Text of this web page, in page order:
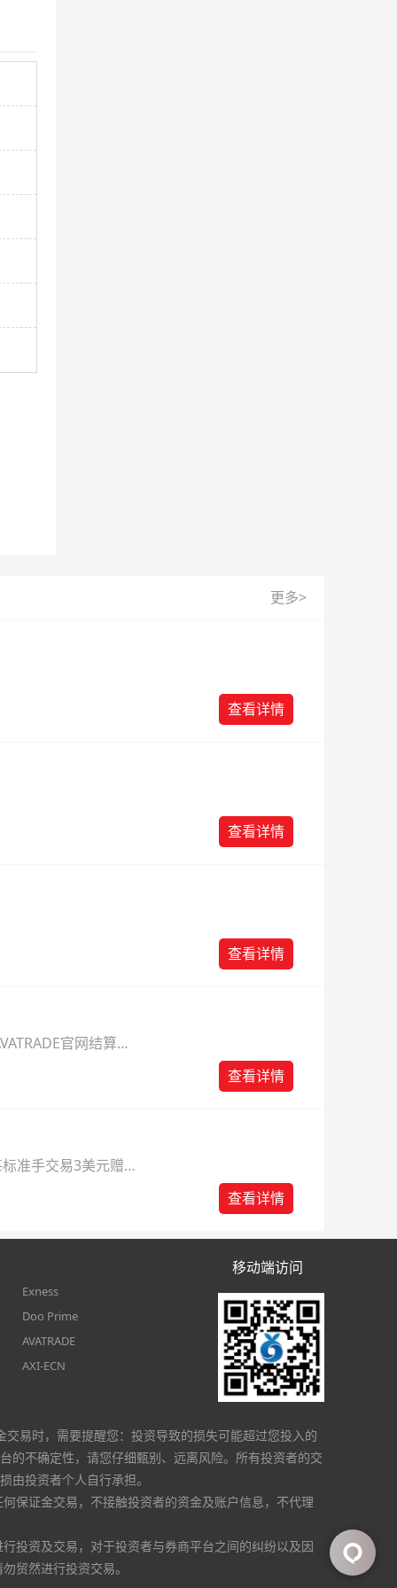
更多>
查看详情
查看详情
查看详情
官网结算系
查看详情
准手交易3美元赠金
查看详情
Exness
Doo Prime
AVATRADE
AXI-ECN
移动端访问
易时，需要提醒您：投资导致的损失可能超过您投入的
的不确定性，请您仔细甄别、远离风险。所有投资者的交
投资者个人自行承担。
保证金交易，不接触投资者的资金及账户信息，不代理
投资及交易，对于投资者与券商平台之间的纠纷以及因
贸然进行投资交易。